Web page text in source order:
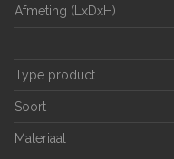
Afmeting (LxDxH)
Type product
Soort
Materiaal